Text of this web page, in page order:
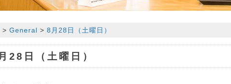
> General > 8月28日（土曜日）
28日（土曜日）